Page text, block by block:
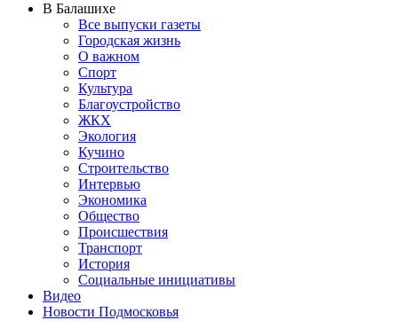
В Балашихе
Все выпуски газеты
Городская жизнь
О важном
Спорт
Культура
Благоустройство
ЖКХ
Экология
Кучино
Строительство
Интервью
Экономика
Общество
Происшествия
Транспорт
История
Социальные инициативы
Видео
Новости Подмосковья